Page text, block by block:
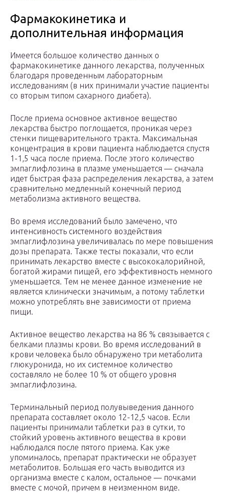
Фармакокинетика и
дополнительная информация
Имеется большое количество данных о
фармакокинетике данного лекарства, полученных
благодаря проведенным лабораторным
исследованиям (в них принимали участие пациенты
со вторым типом сахарного диабета).
После приема основное активное вещество
лекарства быстро поглощается, проникая через
стенки пищеварительного тракта. Максимальная
концентрация в крови пациента наблюдается спустя
1-1,5 часа после приема. После этого количество
эмпаглифлозина в плазме уменьшается — сначала
идет быстрая фаза распределения лекарства, а затем
сравнительно медленный конечный период
метаболизма активного вещества.
Во время исследований было замечено, что
интенсивность системного воздействия
эмпаглифлозина увеличивалась по мере повышения
дозы препарата. Также тесты показали, что если
принимать лекарство вместе с высококалорийной,
богатой жирами пищей, его эффективность немного
уменьшается. Тем не менее данное изменение не
является клинически значимым, а потому таблетки
можно употреблять вне зависимости от приема
пищи.
Активное вещество лекарства на 86 % связывается с
белками плазмы крови. Во время исследований в
крови человека было обнаружено три метаболита
глюкуронида, но их системное количество
составляло не более 10 % от общего уровня
эмпаглифлозина.
Терминальный период полувыведения данного
препарата составляет около 12-12,5 часов. Если
пациенты принимали таблетки раз в сутки, то
стойкий уровень активного вещества в крови
наблюдался после пятого приема. Как уже
упоминалось, препарат практически не образует
метаболитов. Большая его часть выводится из
организма вместе с калом, остальное — почками
вместе с мочой, причем в неизменном виде.